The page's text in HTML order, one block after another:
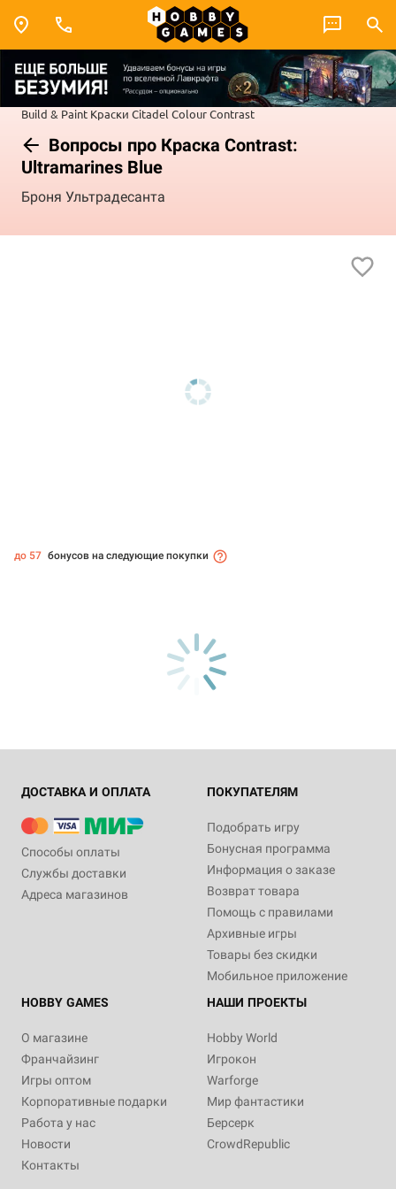
Build & Paint Краски Citadel ColourContrast
Вопросы про Краска Contrast:
Ultramarines Blue
Броня Ультрадесанта
до 57 бонусов на следующие покупки
ДОСТАВКА И ОПЛАТА
Способы оплаты
Службы доставки
Адреса магазинов
ПОКУПАТЕЛЯМ
Подобрать игру
Бонусная программа
Информация о заказе
Возврат товара
Помощь с правилами
Архивные игры
Товары без скидки
Мобильное приложение
HOBBY GAMES
О магазине
Франчайзинг
Игры оптом
Корпоративные подарки
Работа у нас
Новости
Контакты
НАШИ ПРОЕКТЫ
Hobby World
Игрокон
Warforge
Мир фантастики
Берсерк
CrowdRepublic